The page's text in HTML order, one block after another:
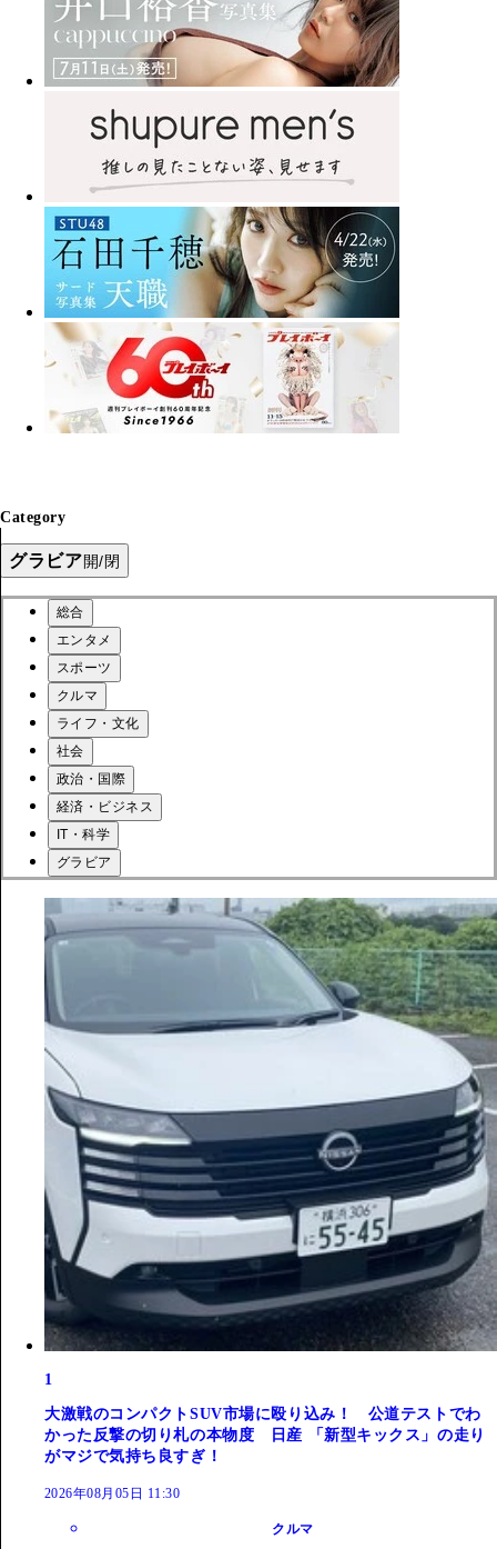
Category
グラビア開/閉
総合
エンタメ
スポーツ
クルマ
ライフ・文化
社会
政治・国際
経済・ビジネス
IT・科学
グラビア
1
大激戦のコンパクトSUV市場に殴り込み！ 公道テストでわ
かった反撃の切り札の本物度 日産 「新型キックス」の走り
がマジで気持ち良すぎ！
2026年08月05日 11:30
クルマ